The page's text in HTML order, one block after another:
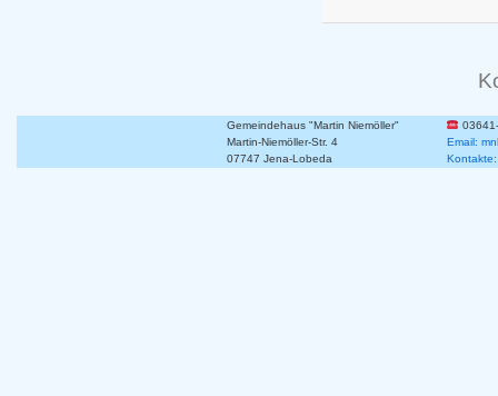
Gemeindehaus "Martin Niemöller"
Martin-Niemöller-Str. 4
Email:
07747 Jena-Lobeda